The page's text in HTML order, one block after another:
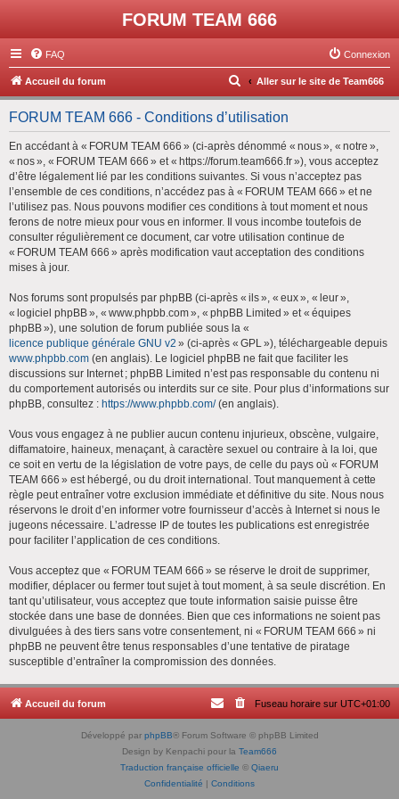
FORUM TEAM 666
FAQ Connexion
Accueil du forum Aller sur le site de Team666
R
e
c
h
e
c
e
FORUM TEAM 666 - Conditions d’utilisation
En accédant à « FORUM TEAM 666 » (ci-après dénommé « nous », « notre »,
« nos », « FORUM TEAM 666 » et « https://forum.team666.fr »), vous acceptez
d’être légalement lié par les conditions suivantes. Si vous n’acceptez pas
l’ensemble de ces conditions, n’accédez pas à « FORUM TEAM 666 » et ne
l’utilisez pas. Nous pouvons modifier ces conditions à tout moment et nous
ferons de notre mieux pour vous en informer. Il vous incombe toutefois de
consulter régulièrement ce document, car votre utilisation continue de
« FORUM TEAM 666 » après modification vaut acceptation des conditions
mises à jour.
Nos forums sont propulsés par phpBB (ci-après « ils », « eux », « leur »,
« logiciel phpBB », « www.phpbb.com », « phpBB Limited » et « équipes
phpBB »), une solution de forum publiée sous la «
licence publique générale GNU v2 » (ci-après « GPL »), téléchargeable depuis
www.phpbb.com (en anglais). Le logiciel phpBB ne fait que faciliter les
discussions sur Internet ; phpBB Limited n’est pas responsable du contenu ni
du comportement autorisés ou interdits sur ce site. Pour plus d’informations sur
phpBB, consultez : https://www.phpbb.com/(en anglais).
Vous vous engagez à ne publier aucun contenu injurieux, obscène, vulgaire,
diffamatoire, haineux, menaçant, à caractère sexuel ou contraire à la loi, que
ce soit en vertu de la législation de votre pays, de celle du pays où « FORUM
TEAM 666 » est hébergé, ou du droit international. Tout manquement à cette
règle peut entraîner votre exclusion immédiate et définitive du site. Nous nous
réservons le droit d’en informer votre fournisseur d’accès à Internet si nous le
jugeons nécessaire. L’adresse IP de toutes les publications est enregistrée
pour faciliter l’application de ces conditions.
Vous acceptez que « FORUM TEAM 666 » se réserve le droit de supprimer,
modifier, déplacer ou fermer tout sujet à tout moment, à sa seule discrétion. En
tant qu’utilisateur, vous acceptez que toute information saisie puisse être
stockée dans une base de données. Bien que ces informations ne soient pas
divulguées à des tiers sans votre consentement, ni « FORUM TEAM 666 » ni
phpBB ne peuvent être tenus responsables d’une tentative de piratage
susceptible d’entraîner la compromission des données.
Accueil du forum Fuseau horaire sur UTC+01:00
Développé par phpBB® Forum Software © phpBB Limited
Design by Kenpachi pour la Team666
Traduction française officielle © Qiaeru
Confidentialité | Conditions